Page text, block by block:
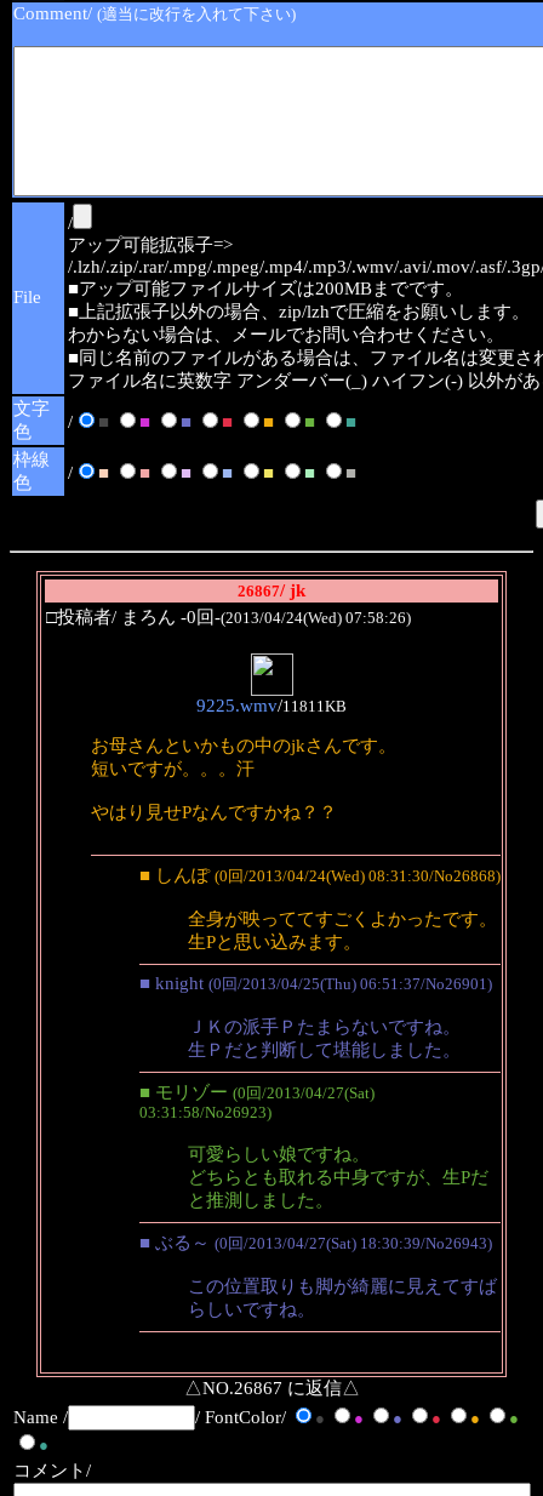
Comment/ (適当に改行を入れて下さい)
File
/
アップ可能拡張子=>
/.lzh/.zip/.rar/.mpg/.mpeg/.mp4/.mp3/.wmv/.avi/.mov/.asf/
■アップ可能ファイルサイズは200MBまでです。
■上記拡張子以外の場合、zip/lzhで圧縮をお願いします。
わからない場合は、メールでお問い合わせください。
■同じ名前のファイルがある場合は、ファイル名は変更さ
ファイル名に英数字 アンダーバー(_) ハイフン(-) 以外が
文字
色
/ ■ ■ ■ ■ ■ ■
■
枠線
色
/ ■ ■ ■ ■ ■ ■ ■
26867/ jk
□投稿者/ まろん -0回-(2013/04/24(Wed) 07:58:26)
9225.wmv/11811KB
お母さんといかもの中のjkさんです。
短いですが。。。汗
やはり見せPなんですかね？？
■ しんぽ (0回/2013/04/24(Wed) 08:31:30/No26868)
全身が映っててすごくよかったです。
生Pと思い込みます。
■ knight (0回/2013/04/25(Thu) 06:51:37/No26901)
ＪＫの派手Ｐたまらないですね。
生Ｐだと判断して堪能しました。
■ モリゾー (0回/2013/04/27(Sat)
03:31:58/No26923)
可愛らしい娘ですね。
どちらとも取れる中身ですが、生Pだ
と推測しました。
■ ぶる～ (0回/2013/04/27(Sat) 18:30:39/No26943)
この位置取りも脚が綺麗に見えてすば
らしいですね。
△NO.26867 に返信△
Name /
/ FontColor/ ● ● ● ● ●
●
●
コメント/